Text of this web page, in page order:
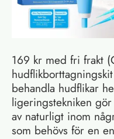
169 kr med fri frakt
behandla hudflikar
ligeringstekniken
av naturligt inom
som behövs för en